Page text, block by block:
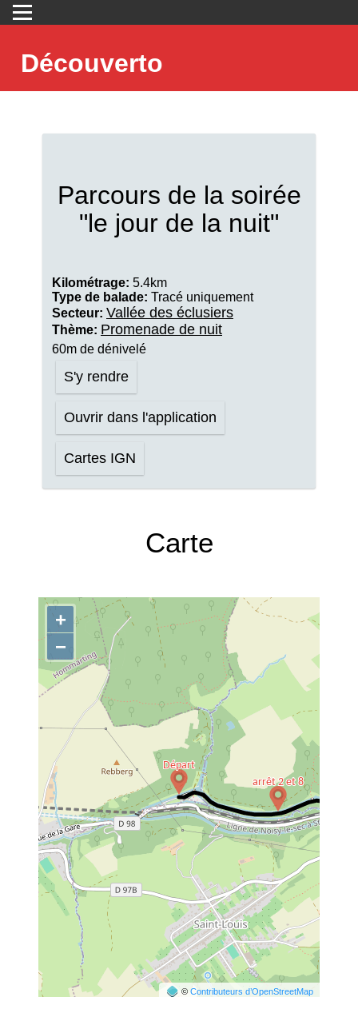
Découverto
Parcours de la soirée
"le jour de la nuit"
Kilométrage: 5.4km
Type de balade: Tracé uniquement
Secteur: Vallée des éclusiers
Thème: Promenade de nuit
60m de dénivelé
S'y rendre
Ouvrir dans l'application
Cartes IGN
Carte
+
−
©Contributeurs d’OpenStreetMap